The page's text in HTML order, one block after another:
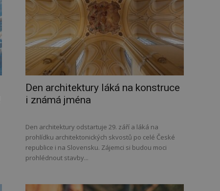
Den architektury láká na konstruce
i známá jména
Den architektury odstartuje 29. září a láká na
prohlídku architektonických skvostů po celé České
republice i na Slovensku. Zájemci si budou moci
prohlédnout stavby...